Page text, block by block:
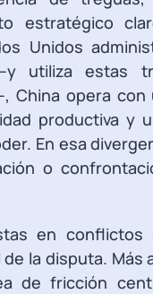
estratégico
Unidos
utiliza estas
China opera con
productiva y
En esa
o
en conflictos
la disputa. Más
de fricción